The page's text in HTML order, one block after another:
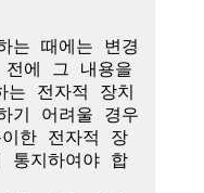
는 때에는 변경
에 그 내용을
는 전자적 장치
기 어려울 경우
한 전자적 장
통지하여야 합